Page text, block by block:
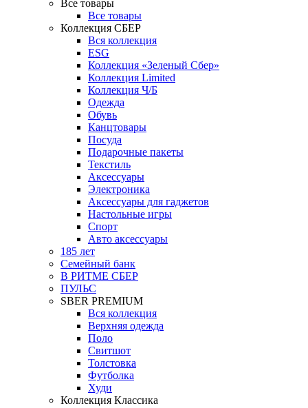
Все товары
Все товары
Коллекция СБЕР
Вся коллекция
ESG
Коллекция «Зеленый Сбер»
Коллекция Limited
Коллекция Ч/Б
Одежда
Обувь
Канцтовары
Посуда
Подарочные пакеты
Текстиль
Аксессуары
Электроника
Аксессуары для гаджетов
Настольные игры
Спорт
Авто аксессуары
185 лет
Семейный банк
В РИТМЕ СБЕР
ПУЛЬС
SBER PREMIUM
Вся коллекция
Верхняя одежда
Поло
Свитшот
Толстовка
Футболка
Худи
Коллекция Классика